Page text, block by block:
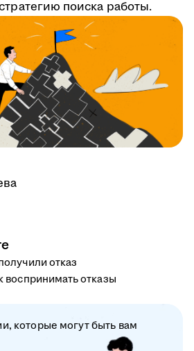
поиска работы.
отказ
воспринимать отказы
которые могут быть вам